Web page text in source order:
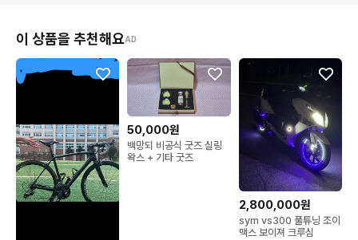
이 상품을 추천해요AD
50,000원
백망되 비공식 굿즈 실링
왁스 + 기타 굿즈
2,800,000원
sym vs300 풀튜닝 조이
맥스 보이져 크루심